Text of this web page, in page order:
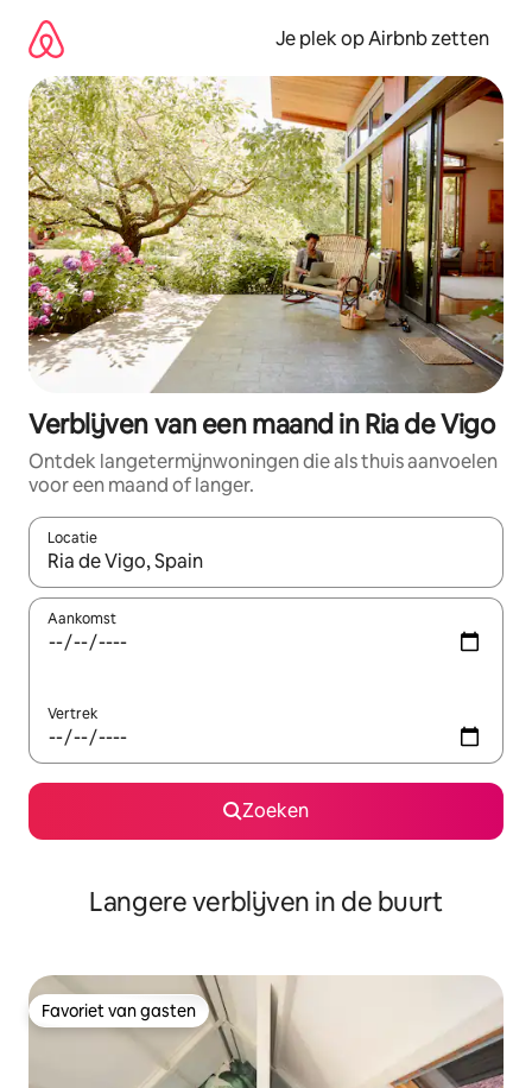
direct
naar
inhoud
Je plek op Airbnb zetten
Verblijven van een maand in Ria de Vigo
Ontdek langetermijnwoningen die als thuis aanvoelen
voor een maand of langer.
Locatie
Wanneer er resultaten beschikbaar zijn, maak je een keuze
Aankomst
Vertrek
Zoeken
Langere verblijven in de buurt
Favoriet van gasten
Favoriet van gasten